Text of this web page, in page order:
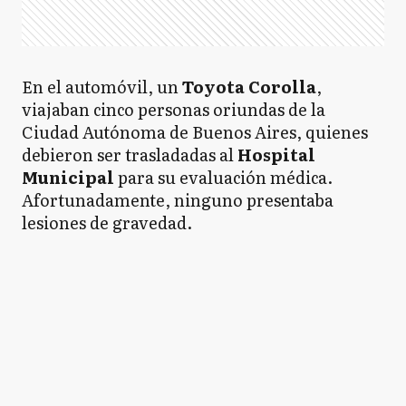
En el automóvil, unToyota Corolla,
viajaban cinco personas oriundas de la
Ciudad Autónoma de Buenos Aires, quienes
debieron ser trasladadas alHospital
Municipalpara su evaluación médica.
Afortunadamente, ninguno presentaba
lesiones de gravedad.